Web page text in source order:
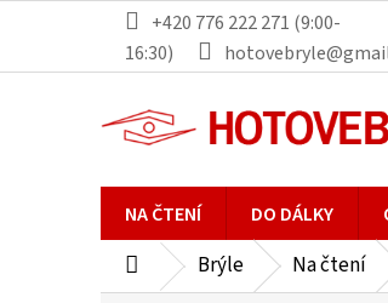
obsah
+420 776 222 271 (9:00-
16:30)
NA ČTENÍ DO DÁLKY
DomůBrýle Na čtení